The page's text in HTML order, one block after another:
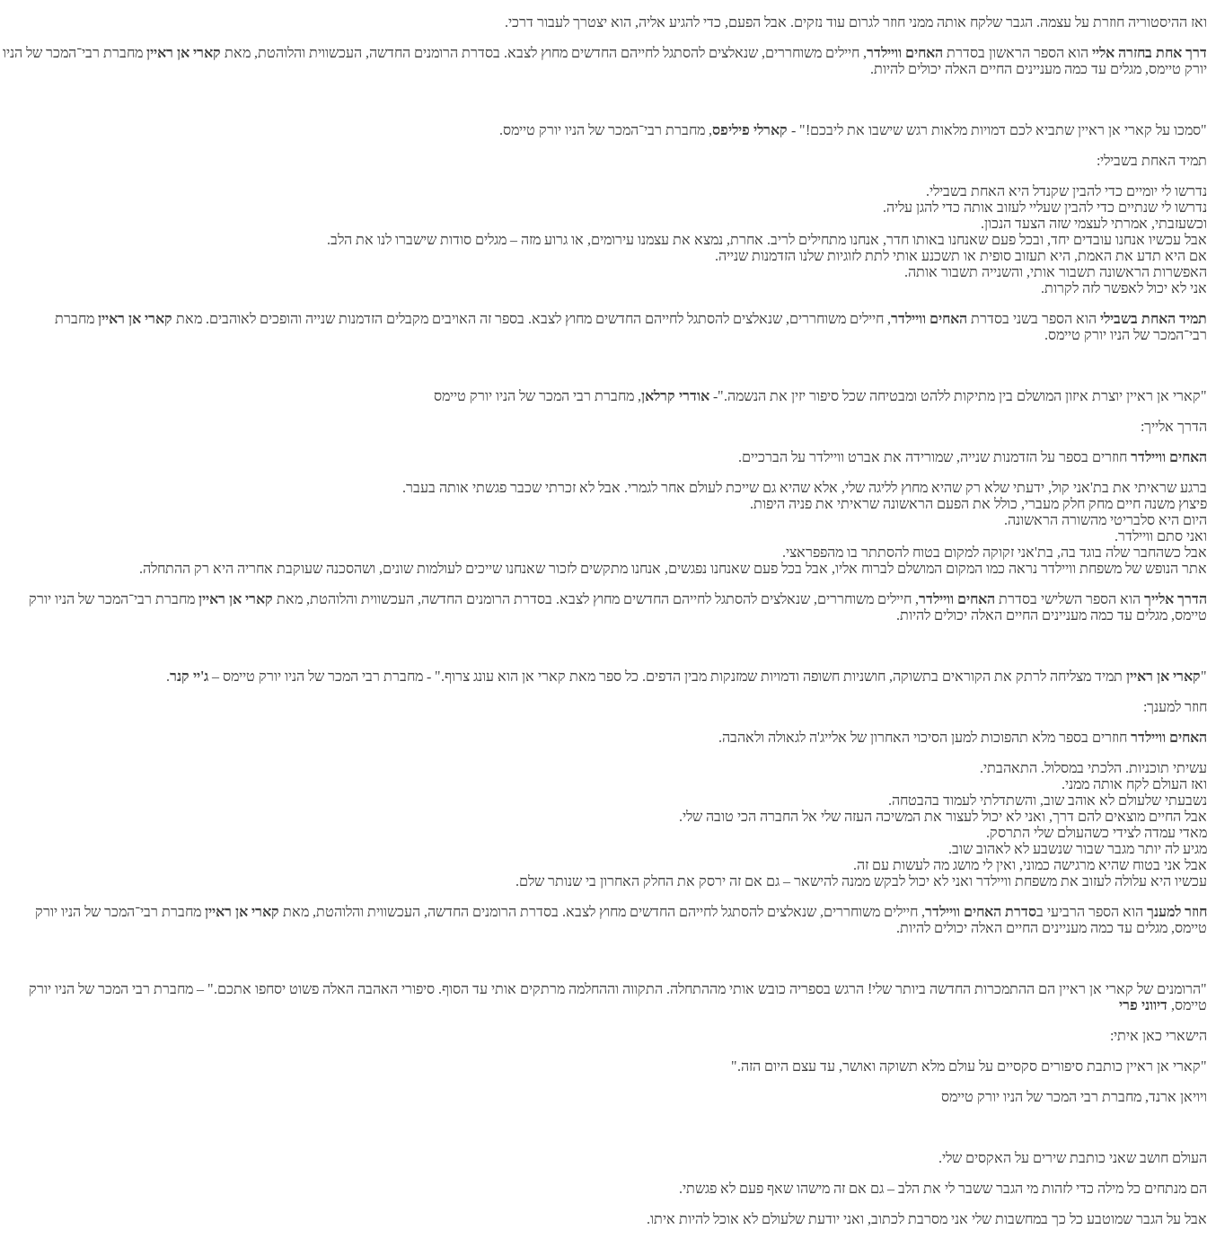
ואז ההיסטוריה חוזרת על עצמה. הגבר שלקח אותה ממני חוזר לגרום עוד נזקים. אבל הפעם, כדי להגיע אליה, הוא יצטרך לעבור דרכי.
דרך אחת בחזרה אליי הוא הספר הראשון בסדרת האחים וויילדר, חיילים משוחררים, שנאלצים להסתגל לחייהם החדשים מחוץ לצבא. בסדרת הרומנים החדשה, העכשווית והלוהטת, מאת קארי אן ראיין מחברת רבי־המכר של הניו
יורק טיימס, מגלים עד כמה מעניינים החיים האלה יכולים להיות.
"סמכו על קארי אן ראיין שתביא לכם דמויות מלאות רגש שישבו את ליבכם!" - קארלי פיליפס, מחברת רבי־המכר של הניו יורק טיימס.
תמיד האחת בשבילי:
נדרשו לי יומיים כדי להבין שקנדל היא האחת בשבילי.
נדרשו לי שנתיים כדי להבין שעליי לעזוב אותה כדי להגן עליה.
וכשעזבתי, אמרתי לעצמי שזה הצעד הנכון.
אבל עכשיו אנחנו עובדים יחד, ובכל פעם שאנחנו באותו חדר, אנחנו מתחילים לריב. אחרת, נמצא את עצמנו עירומים, או גרוע מזה – מגלים סודות שישברו לנו את הלב.
אם היא תדע את האמת, היא תעזוב סופית או תשכנע אותי לתת לזוגיות שלנו הזדמנות שנייה.
האפשרות הראשונה תשבור אותי, והשנייה תשבור אותה.
אני לא יכול לאפשר לזה לקרות.
תמיד האחת בשבילי הוא הספר בשני בסדרת האחים וויילדר, חיילים משוחררים, שנאלצים להסתגל לחייהם החדשים מחוץ לצבא. בספר זה האויבים מקבלים הזדמנות שנייה והופכים לאוהבים. מאת קארי אן ראיין מחברת
רבי־המכר של הניו יורק טיימס.
"קארי אן ראיין יוצרת איזון המושלם בין מתיקות ללהט ומבטיחה שכל סיפור יזין את הנשמה."- אודרי קרלאן, מחברת רבי המכר של הניו יורק טיימס
הדרך אלייך:
האחים וויילדר חוזרים בספר על הזדמנות שנייה, שמורידה את אברט וויילדר על הברכיים.
ברגע שראיתי את בת'אני קול, ידעתי שלא רק שהיא מחוץ לליגה שלי, אלא שהיא גם שייכת לעולם אחר לגמרי. אבל לא זכרתי שכבר פגשתי אותה בעבר.
פיצוץ משנה חיים מחק חלק מעברי, כולל את הפעם הראשונה שראיתי את פניה היפות.
היום היא סלבריטי מהשורה הראשונה.
ואני סתם וויילדר.
אבל כשהחבר שלה בוגד בה, בת'אני זקוקה למקום בטוח להסתתר בו מהפפראצי.
אתר הנופש של משפחת וויילדר נראה כמו המקום המושלם לברוח אליו, אבל בכל פעם שאנחנו נפגשים, אנחנו מתקשים לזכור שאנחנו שייכים לעולמות שונים, ושהסכנה שעוקבת אחריה היא רק ההתחלה.
הדרך אלייך הוא הספר השלישי בסדרת האחים וויילדר, חיילים משוחררים, שנאלצים להסתגל לחייהם החדשים מחוץ לצבא. בסדרת הרומנים החדשה, העכשווית והלוהטת, מאת קארי אן ראיין מחברת רבי־המכר של הניו יורק
טיימס, מגלים עד כמה מעניינים החיים האלה יכולים להיות.
"קארי אן ראיין תמיד מצליחה לרתק את הקוראים בתשוקה, חושניות חשופה ודמויות שמזנקות מבין הדפים. כל ספר מאת קארי אן הוא עונג צרוף." - מחברת רבי המכר של הניו יורק טיימס – ג'יי קנר.
חוזר למענך:
האחים וויילדר חוזרים בספר מלא תהפוכות למען הסיכוי האחרון של אלייג'ה לגאולה ולאהבה.
עשיתי תוכניות. הלכתי במסלול. התאהבתי.
ואז העולם לקח אותה ממני.
נשבעתי שלעולם לא אוהב שוב, והשתדלתי לעמוד בהבטחה.
אבל החיים מוצאים להם דרך, ואני לא יכול לעצור את המשיכה העזה שלי אל החברה הכי טובה שלי.
מאדי עמדה לצידי כשהעולם שלי התרסק.
מגיע לה יותר מגבר שבור שנשבע לא לאהוב שוב.
אבל אני בטוח שהיא מרגישה כמוני, ואין לי מושג מה לעשות עם זה.
עכשיו היא עלולה לעזוב את משפחת וויילדר ואני לא יכול לבקש ממנה להישאר – גם אם זה ירסק את החלק האחרון בי שנותר שלם.
חוזר למענך הוא הספר הרביעי בסדרת האחים וויילדר, חיילים משוחררים, שנאלצים להסתגל לחייהם החדשים מחוץ לצבא. בסדרת הרומנים החדשה, העכשווית והלוהטת, מאת קארי אן ראיין מחברת רבי־המכר של הניו יורק
טיימס, מגלים עד כמה מעניינים החיים האלה יכולים להיות.
"הרומנים של קארי אן ראיין הם ההתמכרות החדשה ביותר שלי! הרגש בספריה כובש אותי מההתחלה. התקווה וההחלמה מרתקים אותי עד הסוף. סיפורי האהבה האלה פשוט יסחפו אתכם." – מחברת רבי המכר של הניו יורק
טיימס, דיווני פרי
הישארי כאן איתי:
"קארי אן ראיין כותבת סיפורים סקסיים על עולם מלא תשוקה ואושר, עד עצם היום הזה."
ויויאן ארנד, מחברת רבי המכר של הניו יורק טיימס
העולם חושב שאני כותבת שירים על האקסים שלי.
הם מנתחים כל מילה כדי לזהות מי הגבר ששבר לי את הלב – גם אם זה מישהו שאף פעם לא פגשתי.
אבל על הגבר שמוטבע כל כך במחשבות שלי אני מסרבת לכתוב, ואני יודעת שלעולם לא אוכל להיות איתו.